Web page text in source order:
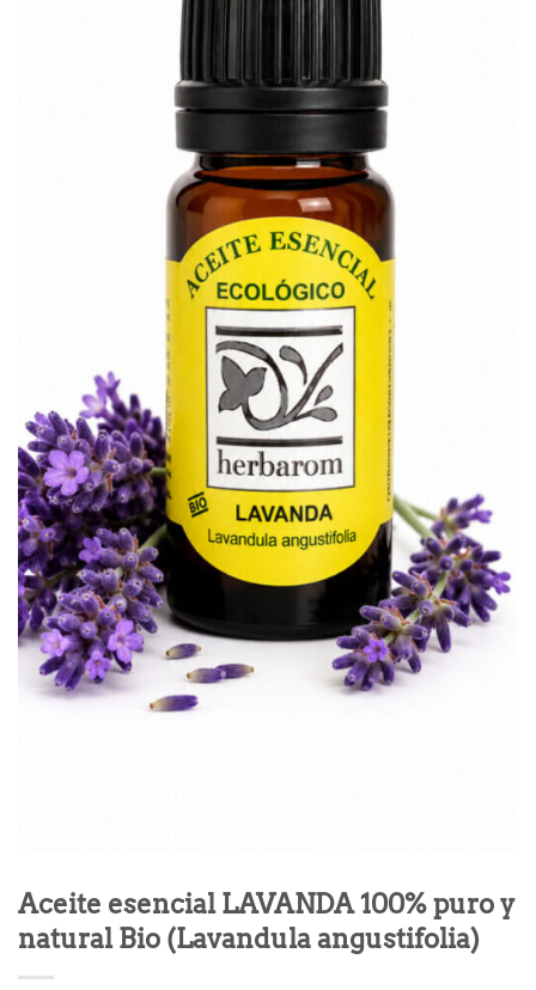
Aceite esencial LAVANDA 100% puro y
natural Bio (Lavandula angustifolia)